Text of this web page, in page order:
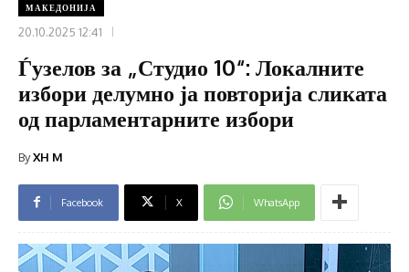
МАКЕДОНИЈА
20.10.2025 12:41
Ѓузелов за „Студио 10“: Локалните
избори делумно ја повторија сликата
од парламентарните избори
ByXH M
Facebook X WhatsApp